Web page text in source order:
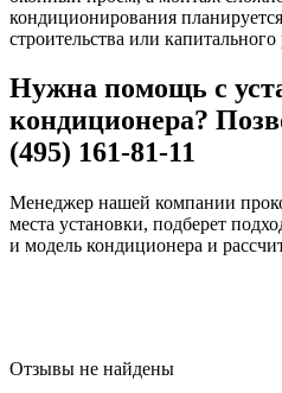
кондиционирования
строительства или
Нужна помощь с
кондиционера?
(495) 161-81-11
Менеджер нашей компании
места установки, подберет
и модель кондиционера и
Отзывы не найдены